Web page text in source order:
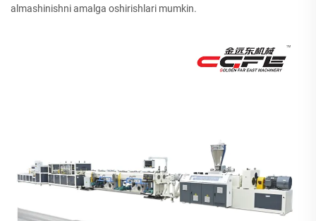
almashinishni amalga oshirishlari mumkin.